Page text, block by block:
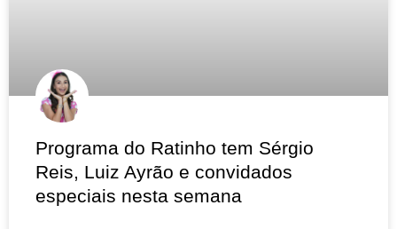
Programa do Ratinho tem Sérgio
Reis, Luiz Ayrão e convidados
especiais nesta semana